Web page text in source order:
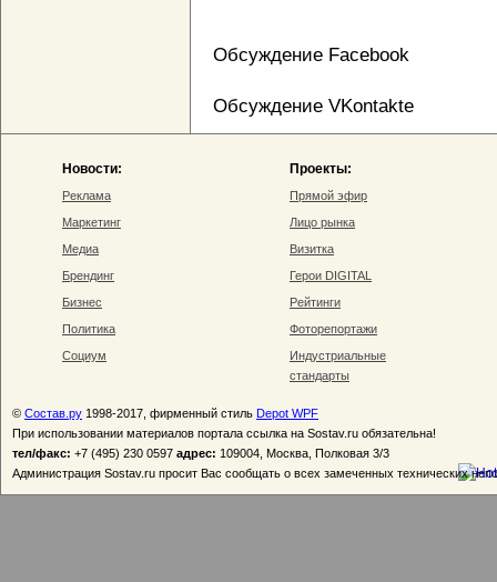
Обсуждение Facebook
Обсуждение VKontakte
Новости:
Реклама
Маркетинг
Медиа
Брендинг
Бизнес
Политика
Социум
Проекты:
Прямой эфир
Лицо рынка
Визитка
Герои DIGITAL
Рейтинги
Фоторепортажи
Индустриальные
стандарты
© Состав.ру 1998-2017, фирменный стиль Depot WPF
При использовании материалов портала ссылка на Sostav.ru обязательна!
тел/факс: +7 (495) 230 0597 адрес: 109004, Москва, Полковая 3/3
Администрация Sostav.ru просит Вас сообщать о всех замеченных технических